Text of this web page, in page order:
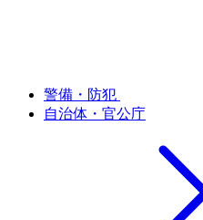
警備・防犯
自治体・官公庁